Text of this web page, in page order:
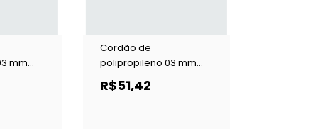
mm
c/ 100
Cordão de
polipropileno 03 mm
Cordex N5 marinho c/
100 m
R$51,42